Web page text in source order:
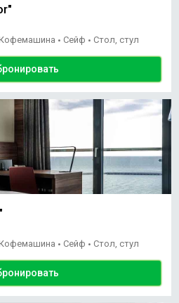
• Сейф • Стол, стул
• Сейф • Стол, стул